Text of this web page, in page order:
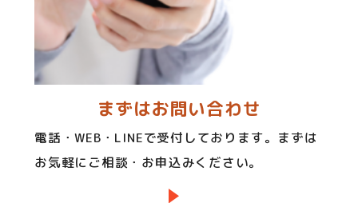
まずはお問い合わせ
電話・WEB・LINEで受付しております。まずは
お気軽にご相談・お申込みください。